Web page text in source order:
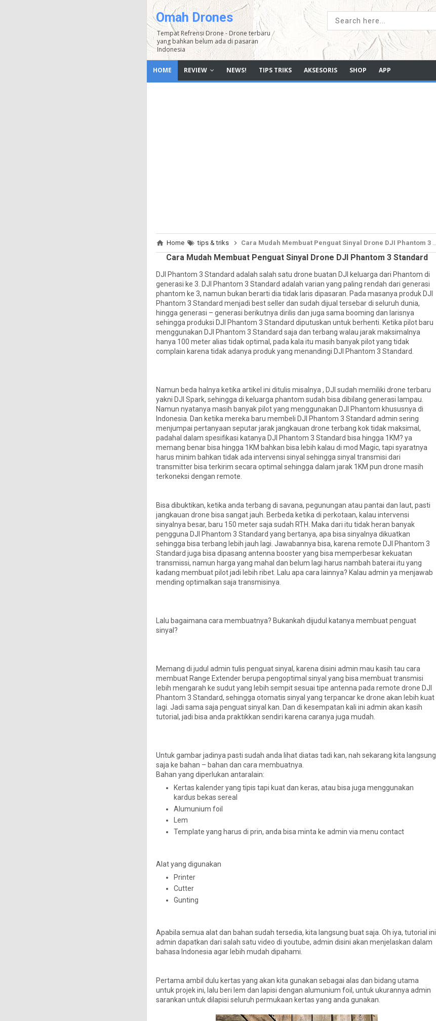
Omah Drones
Tempat Refrensi Drone - Drone terbaru
yang bahkan belum ada di pasaran
Indonesia
HOME REVIEW NEWS! TIPS TRIKS AKSESORIS SHOP APP
Home tips & triks Cara Mudah Membuat Penguat Sinyal Drone DJI Phantom 3 Standard
Cara Mudah Membuat Penguat Sinyal Drone DJI Phantom 3 Standard
DJI Phantom 3 Standard adalah salah satu drone buatan DJI keluarga dari Phantom di
generasi ke 3. DJI Phantom 3 Standard adalah varian yang paling rendah dari generasi
phantom ke 3, namun bukan berarti dia tidak laris dipasaran. Pada masanya produk DJI
Phantom 3 Standard menjadi best seller dan sudah dijual tersebar di seluruh dunia,
hingga generasi – generasi berikutnya dirilis dan juga sama booming dan larisnya
sehingga produksi DJI Phantom 3 Standard diputuskan untuk berhenti. Ketika pilot baru
menggunakan DJI Phantom 3 Standard saja dan terbang walau jarak maksimalnya
hanya 100 meter alias tidak optimal, pada kala itu masih banyak pilot yang tidak
complain karena tidak adanya produk yang menandingi DJI Phantom 3 Standard.
Namun beda halnya ketika artikel ini ditulis misalnya , DJI sudah memiliki drone terbaru
yakni DJI Spark, sehingga di keluarga phantom sudah bisa dibilang generasi lampau.
Namun nyatanya masih banyak pilot yang menggunakan DJI Phantom khususnya di
Indonesia. Dan ketika mereka baru membeli DJI Phantom 3 Standard admin sering
menjumpai pertanyaan seputar jarak jangkauan drone terbang kok tidak maksimal,
padahal dalam spesifikasi katanya DJI Phantom 3 Standard bisa hingga 1KM? ya
memang benar bisa hingga 1KM bahkan bisa lebih kalau di mod Magic, tapi syaratnya
harus minim bahkan tidak ada intervensi sinyal sehingga sinyal transmisi dari
transmitter bisa terkirim secara optimal sehingga dalam jarak 1KM pun drone masih
terkoneksi dengan remote.
Bisa dibuktikan, ketika anda terbang di savana, pegunungan atau pantai dan laut, pasti
jangkauan drone bisa sangat jauh. Berbeda ketika di perkotaan, kalau intervensi
sinyalnya besar, baru 150 meter saja sudah RTH. Maka dari itu tidak heran banyak
pengguna DJI Phantom 3 Standard yang bertanya, apa bisa sinyalnya dikuatkan
sehingga bisa terbang lebih jauh lagi. Jawabannya bisa, karena remote DJI Phantom 3
Standard juga bisa dipasang antenna booster yang bisa memperbesar kekuatan
transmissi, namun harga yang mahal dan belum lagi harus nambah baterai itu yang
kadang membuat pilot jadi lebih ribet. Lalu apa cara lainnya? Kalau admin ya menjawab
mending optimalkan saja transmisinya.
Lalu bagaimana cara membuatnya? Bukankah dijudul katanya membuat penguat
sinyal?
Memang di judul admin tulis penguat sinyal, karena disini admin mau kasih tau cara
membuat Range Extender berupa pengoptimal sinyal yang bisa membuat transmisi
lebih mengarah ke sudut yang lebih sempit sesuai tipe antenna pada remote drone DJI
Phantom 3 Standard, sehingga otomatis sinyal yang terpancar ke drone akan lebih kuat
lagi. Jadi sama saja penguat sinyal kan. Dan di kesempatan kali ini admin akan kasih
tutorial, jadi bisa anda praktikkan sendiri karena caranya juga mudah.
Untuk gambar jadinya pasti sudah anda lihat diatas tadi kan, nah sekarang kita langsung
saja ke bahan – bahan dan cara membuatnya.
Bahan yang diperlukan antaralain:
Kertas kalender yang tipis tapi kuat dan keras, atau bisa juga menggunakan
kardus bekas sereal
Alumunium foil
Lem
Template yang harus di prin, anda bisa minta ke admin via menu contact
Alat yang digunakan
Printer
Cutter
Gunting
Apabila semua alat dan bahan sudah tersedia, kita langsung buat saja. Oh iya, tutorial ini
admin dapatkan dari salah satu video di youtube, admin disini akan menjelaskan dalam
bahasa Indonesia agar lebih mudah dipahami.
Pertama ambil dulu kertas yang akan kita gunakan sebagai alas dan bidang utama
untuk projek ini, lalu beri lem dan lapisi dengan alumunium foil, untuk ukurannya admin
sarankan untuk dilapisi seluruh permukaan kertas yang anda gunakan.